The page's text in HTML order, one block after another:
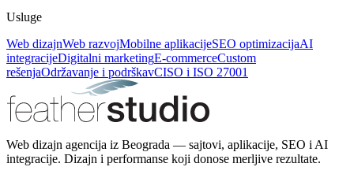
Usluge
Web dizajnWeb razvojMobilne aplikacijeSEO optimizacijaAI
integracijeDigitalni marketingE-commerceCustom
rešenjaOdržavanje i podrškavCISO i ISO 27001
Web dizajn agencija iz Beograda — sajtovi, aplikacije, SEO i AI
integracije. Dizajn i performanse koji donose merljive rezultate.